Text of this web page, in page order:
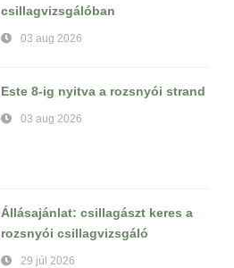
csillagvizsgálóban
03 aug 2026
Este 8-ig nyitva a rozsnyói strand
03 aug 2026
Állásajánlat: csillagászt keres a
rozsnyói csillagvizsgáló
29 júl 2026